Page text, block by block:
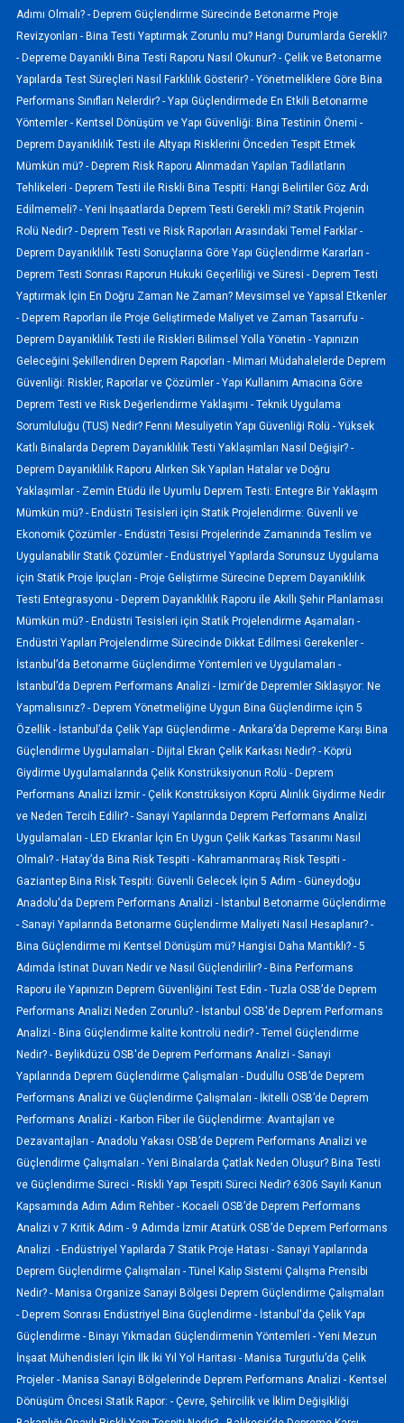
Adımı Olmalı? - Deprem Güçlendirme Sürecinde Betonarme Proje
Revizyonları - Bina Testi Yaptırmak Zorunlu mu? Hangi Durumlarda Gerekli?
- Depreme Dayanıklı Bina Testi Raporu Nasıl Okunur? - Çelik ve Betonarme
Yapılarda Test Süreçleri Nasıl Farklılık Gösterir? - Yönetmeliklere Göre Bina
Performans Sınıfları Nelerdir? - Yapı Güçlendirmede En Etkili Betonarme
Yöntemler - Kentsel Dönüşüm ve Yapı Güvenliği: Bina Testinin Önemi -
Deprem Dayanıklılık Testi ile Altyapı Risklerini Önceden Tespit Etmek
Mümkün mü? - Deprem Risk Raporu Alınmadan Yapılan Tadilatların
Tehlikeleri - Deprem Testi ile Riskli Bina Tespiti: Hangi Belirtiler Göz Ardı
Edilmemeli? - Yeni İnşaatlarda Deprem Testi Gerekli mi? Statik Projenin
Rolü Nedir? - Deprem Testi ve Risk Raporları Arasındaki Temel Farklar -
Deprem Dayanıklılık Testi Sonuçlarına Göre Yapı Güçlendirme Kararları -
Deprem Testi Sonrası Raporun Hukuki Geçerliliği ve Süresi - Deprem Testi
Yaptırmak İçin En Doğru Zaman Ne Zaman? Mevsimsel ve Yapısal Etkenler
- Deprem Raporları ile Proje Geliştirmede Maliyet ve Zaman Tasarrufu -
Deprem Dayanıklılık Testi ile Riskleri Bilimsel Yolla Yönetin - Yapınızın
Geleceğini Şekillendiren Deprem Raporları - Mimari Müdahalelerde Deprem
Güvenliği: Riskler, Raporlar ve Çözümler - Yapı Kullanım Amacına Göre
Deprem Testi ve Risk Değerlendirme Yaklaşımı - Teknik Uygulama
Sorumluluğu (TUS) Nedir? Fenni Mesuliyetin Yapı Güvenliği Rolü - Yüksek
Katlı Binalarda Deprem Dayanıklılık Testi Yaklaşımları Nasıl Değişir? -
Deprem Dayanıklılık Raporu Alırken Sık Yapılan Hatalar ve Doğru
Yaklaşımlar - Zemin Etüdü ile Uyumlu Deprem Testi: Entegre Bir Yaklaşım
Mümkün mü? - Endüstri Tesisleri için Statik Projelendirme: Güvenli ve
Ekonomik Çözümler - Endüstri Tesisi Projelerinde Zamanında Teslim ve
Uygulanabilir Statik Çözümler - Endüstriyel Yapılarda Sorunsuz Uygulama
için Statik Proje İpuçları - Proje Geliştirme Sürecine Deprem Dayanıklılık
Testi Entegrasyonu - Deprem Dayanıklılık Raporu ile Akıllı Şehir Planlaması
Mümkün mü? - Endüstri Tesisleri için Statik Projelendirme Aşamaları -
Endüstri Yapıları Projelendirme Sürecinde Dikkat Edilmesi Gerekenler -
İstanbul’da Betonarme Güçlendirme Yöntemleri ve Uygulamaları -
İstanbul’da Deprem Performans Analizi - İzmir’de Depremler Sıklaşıyor: Ne
Yapmalısınız? - Deprem Yönetmeliğine Uygun Bina Güçlendirme için 5
Özellik - İstanbul’da Çelik Yapı Güçlendirme - Ankara’da Depreme Karşı Bina
Güçlendirme Uygulamaları - Dijital Ekran Çelik Karkası Nedir? - Köprü
Giydirme Uygulamalarında Çelik Konstrüksiyonun Rolü - Deprem
Performans Analizi İzmir - Çelik Konstrüksiyon Köprü Alınlık Giydirme Nedir
ve Neden Tercih Edilir? - Sanayi Yapılarında Deprem Performans Analizi
Uygulamaları - LED Ekranlar İçin En Uygun Çelik Karkas Tasarımı Nasıl
Olmalı? - Hatay’da Bina Risk Tespiti - Kahramanmaraş Risk Tespiti -
Gaziantep Bina Risk Tespiti: Güvenli Gelecek İçin 5 Adım - Güneydoğu
Anadolu'da Deprem Performans Analizi - İstanbul Betonarme Güçlendirme
- Sanayi Yapılarında Betonarme Güçlendirme Maliyeti Nasıl Hesaplanır? -
Bina Güçlendirme mi Kentsel Dönüşüm mü? Hangisi Daha Mantıklı? - 5
Adımda İstinat Duvarı Nedir ve Nasıl Güçlendirilir? - Bina Performans
Raporu ile Yapınızın Deprem Güvenliğini Test Edin - Tuzla OSB’de Deprem
Performans Analizi Neden Zorunlu? - İstanbul OSB'de Deprem Performans
Analizi - Bina Güçlendirme kalite kontrolü nedir? - Temel Güçlendirme
Nedir? - Beylikdüzü OSB'de Deprem Performans Analizi - Sanayi
Yapılarında Deprem Güçlendirme Çalışmaları - Dudullu OSB’de Deprem
Performans Analizi ve Güçlendirme Çalışmaları - İkitelli OSB’de Deprem
Performans Analizi - Karbon Fiber ile Güçlendirme: Avantajları ve
Dezavantajları - Anadolu Yakası OSB’de Deprem Performans Analizi ve
Güçlendirme Çalışmaları - Yeni Binalarda Çatlak Neden Oluşur? Bina Testi
ve Güçlendirme Süreci - Riskli Yapı Tespiti Süreci Nedir? 6306 Sayılı Kanun
Kapsamında Adım Adım Rehber - Kocaeli OSB’de Deprem Performans
Analizi v 7 Kritik Adım - 9 Adımda İzmir Atatürk OSB’de Deprem Performans
Analizi - Endüstriyel Yapılarda 7 Statik Proje Hatası - Sanayi Yapılarında
Deprem Güçlendirme Çalışmaları - Tünel Kalıp Sistemi Çalışma Prensibi
Nedir? - Manisa Organize Sanayi Bölgesi Deprem Güçlendirme Çalışmaları
- Deprem Sonrası Endüstriyel Bina Güçlendirme - İstanbul'da Çelik Yapı
Güçlendirme - Binayı Yıkmadan Güçlendirmenin Yöntemleri - Yeni Mezun
İnşaat Mühendisleri İçin İlk İki Yıl Yol Haritası - Manisa Turgutlu’da Çelik
Projeler - Manisa Sanayi Bölgelerinde Deprem Performans Analizi - Kentsel
Dönüşüm Öncesi Statik Rapor: - Çevre, Şehircilik ve İklim Değişikliği